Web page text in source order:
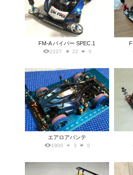
FM-A バイパー SPEC.1
2227 22 0
エアロアバンテ
1900 3 0